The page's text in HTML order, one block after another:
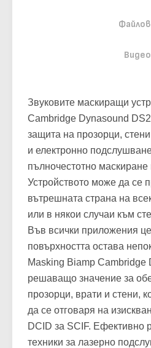
Видео
Звуковите маскиращи
Cambridge Dynasound
защита на прозорци,
и електронно
пълночестотно маскиране
Устройството може да се
вътрешната страна на
или в някои случаи към
Във всички приложения
повърхността остава
Masking Biamp Cambridge
решаващо значение за
прозорци, врати и стени,
да се отговаря на
DCID за SCIF. Ефективно
техники за лазерно